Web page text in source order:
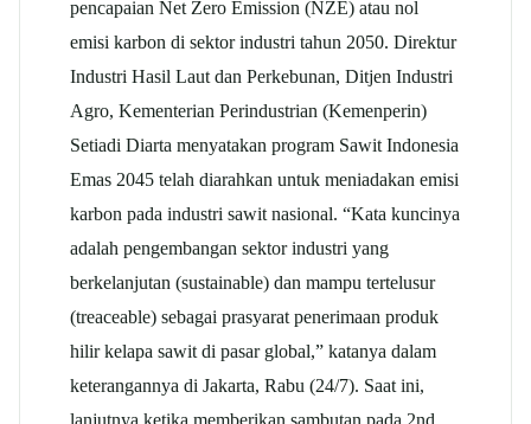
pencapaian Net Zero Emission (NZE) atau nol
emisi karbon di sektor industri tahun 2050. Direktur
Industri Hasil Laut dan Perkebunan, Ditjen Industri
Agro, Kementerian Perindustrian (Kemenperin)
Setiadi Diarta menyatakan program Sawit Indonesia
Emas 2045 telah diarahkan untuk meniadakan emisi
karbon pada industri sawit nasional. “Kata kuncinya
adalah pengembangan sektor industri yang
berkelanjutan (sustainable) dan mampu tertelusur
(treaceable) sebagai prasyarat penerimaan produk
hilir kelapa sawit di pasar global,” katanya dalam
keterangannya di Jakarta, Rabu (24/7). Saat ini,